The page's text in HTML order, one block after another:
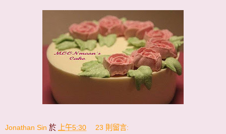
Jonathan Sin 於 上午5:30 23 則留言: